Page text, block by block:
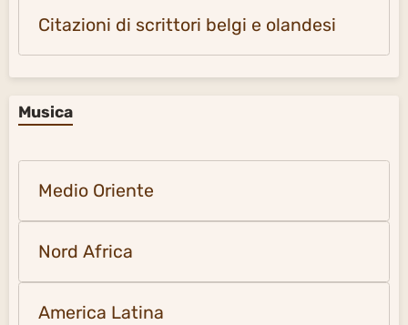
Citazioni di scrittori belgi e olandesi
Musica
Medio Oriente
Nord Africa
America Latina